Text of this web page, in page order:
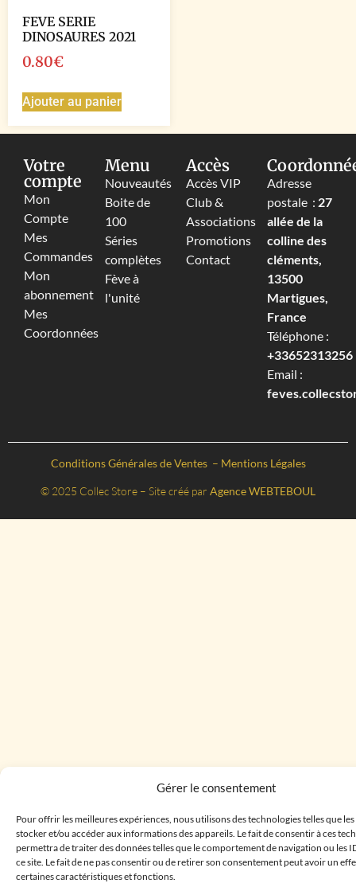
Gérer le consentement
Pour offrir les meilleures expériences, nous utilisons des technologies telles que
stocker et/ou accéder aux informations des appareils. Le fait de consentir à ces
permettra de traiter des données telles que le comportement de navigation ou les
ce site. Le fait de ne pas consentir ou de retirer son consentement peut avoir un
certaines caractéristiques et fonctions.
FEVE SERIE
DINOSAURES 2021
0.80€
Ajouter au panier
Votre
compte
Mon
Compte
Mes
Commandes
Mon
abonnement
Mes
Coordonnées
Menu
Nouveautés
Boite de
100
Séries
complètes
Fève à
l'unité
Accès
Accès VIP
Club &
Associations
Promotions
Contact
Adresse
postale : 27
allée de la
colline des
cléments,
13500
Martigues,
France
Téléphone :
+33652313256‬
Email :
Conditions Générales de Ventes – Mentions Légales
© 2025 Collec Store – Site créé par Agence WEBTEBOUL